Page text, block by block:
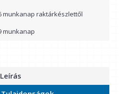
munkanap raktárkészlettől
munkanap
Leírás